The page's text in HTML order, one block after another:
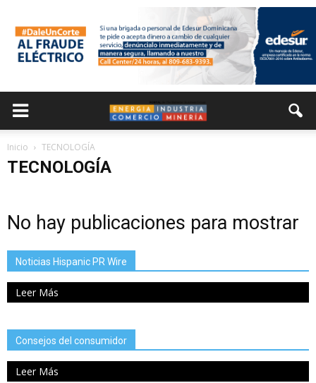
Inicio TECNOLOGÍA
TECNOLOGÍA
No hay publicaciones para mostrar
Noticias Hispanic PR Wire
Leer Más
Consejos del consumidor
Leer Más